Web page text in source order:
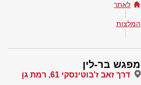
לאתר
המלצות
מפגש בר-לין
דרך זאב ז'בוטינסקי 61, רמת גן